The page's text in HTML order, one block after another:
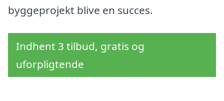
byggeprojekt blive en succes.
Indhent 3 tilbud, gratis og
uforpligtende